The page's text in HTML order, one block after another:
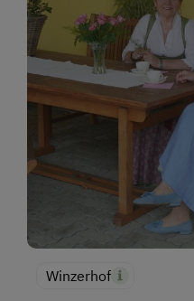
Winzerhof